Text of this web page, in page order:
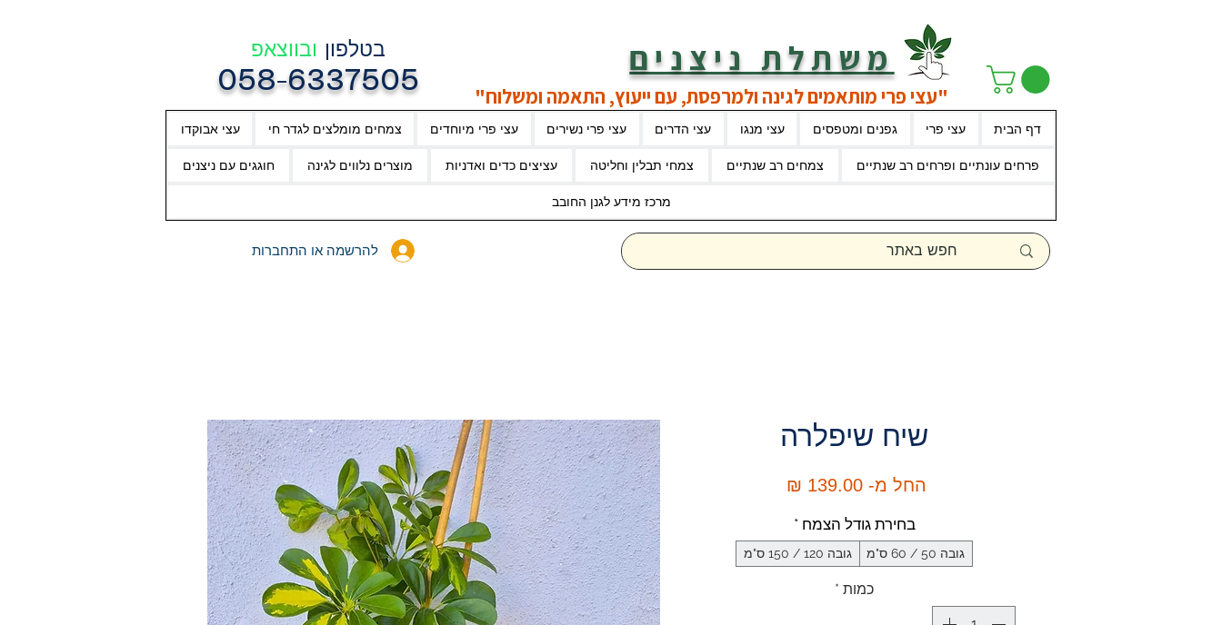
בטלפון ובווצאפ
058-6337505
משתלת ניצנים
"עצי פרי מותאמים לגינה ולמרפסת, עם ייעוץ, התאמה ומשלוח"
דף הבית עצי פרי גפנים ומטפסים עצי מנגו עצי הדרים עצי פרי נשירים עצי פרי מיוחדים צמחים מומלצים לגדר חי עצי אבוקדו
פרחים עונתיים ופרחים רב שנתיים צמחים רב שנתיים צמחי תבלין וחליטה עציצים כדים ואדניות מוצרים נלווים לגינה חוגגים עם ניצנים
מרכז מידע לגנן החובב
להרשמה או התחברות
שיח שיפלרה
החל מ- 139.00 ₪
בחירת גודל הצמח *
גובה 50 / 60 ס"מ גובה 120 / 150 ס"מ
כמות *